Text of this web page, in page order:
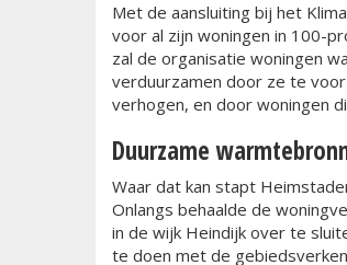
Met de aansluiting bij het
voor al zijn woningen in 100-
zal de organisatie woningen
verduurzamen door ze te
verhogen, en door woningen
Duurzame
Waar dat kan stapt
Onlangs behaalde de
in de wijk Heindijk over te
te doen met de